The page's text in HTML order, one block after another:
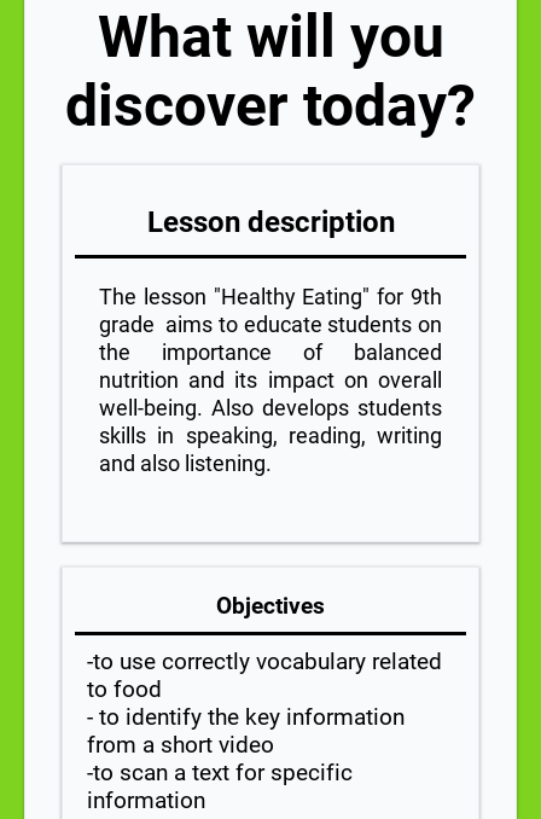
What will you
discover today?
Lesson description
The lesson "Healthy Eating" for 9th
grade aims to educate students on
the importance of balanced
nutrition and its impact on overall
well-being. Also develops students
skills in speaking, reading, writing
and also listening.
Objectives
-to use correctly vocabulary related
to food
- to identify the key information
from a short video
-to scan a text for specific
information